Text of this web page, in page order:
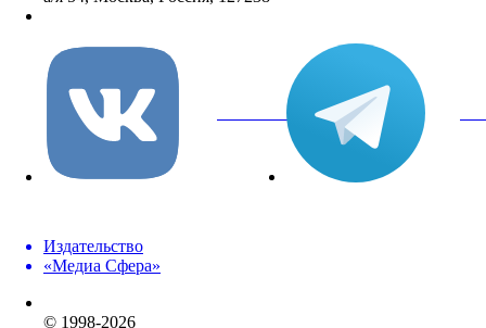
вКонтакте
Издательство
«Медиа Сфера»
© 1998-2026